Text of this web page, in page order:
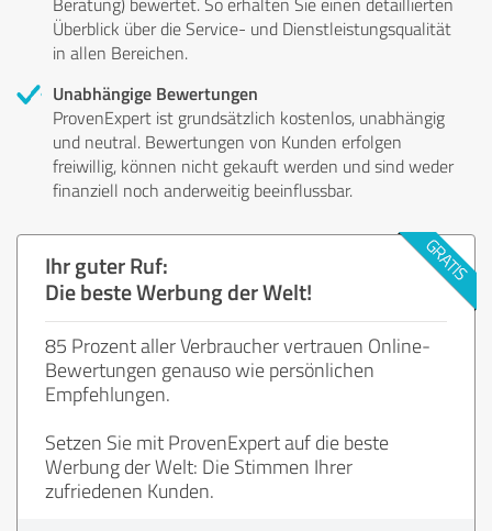
Überblick über die Service- und Dienstleistungsqualität
in allen Bereichen.
Unabhängige Bewertungen
ProvenExpert ist grundsätzlich kostenlos, unabhängig
und neutral. Bewertungen von Kunden erfolgen
freiwillig, können nicht gekauft werden und sind weder
finanziell noch anderweitig beeinflussbar.
Ihr guter Ruf:
Die beste Werbung der Welt!
85 Prozent aller Verbraucher vertrauen Online-
Bewertungen genauso wie persönlichen
Empfehlungen.
Setzen Sie mit ProvenExpert auf die beste
Werbung der Welt: Die Stimmen Ihrer
zufriedenen Kunden.